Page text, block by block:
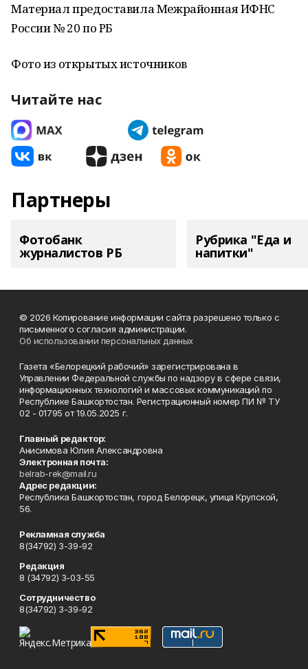
Материал предоставила Межрайонная ИФНС
России № 20 по РБ
Фото из открытых источников
Читайте нас
Партнеры
Фотобанк
журналистов РБ
Рубрика "Еда и
напитки"
© 2026 Копирование информации сайта разрешено только с
письменного согласия администрации.
Об использовании персональных данных
Газета «Белорецкий рабочий» зарегистрирована в
Управлении Федеральной службы по надзору в сфере связи,
информационных технологий и массовых коммуникаций по
Республике Башкортостан. Регистрационный номер ПИ № ТУ
02 - 01795 от 19.05.2025 г.
Главный редактор:
Анисимова Юлия Александровна
Электронная почта:
belrab-rek@mail.ru
Адрес редакции:
Республика Башкортостан, город Белорецк, улица Крупской,
56.
Рекламная служба
8(34792) 3-39-92
Редакция
8 (34792) 3-03-55
Сотрудничество
8(34792) 3-39-92